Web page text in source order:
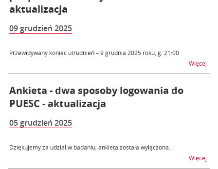
aktualizacja
09 grudzień 2025
Przewidywany koniec utrudnień – 9 grudnia 2025 roku, g. 21:00
Więcej
Ankieta - dwa sposoby logowania do
PUESC - aktualizacja
05 grudzień 2025
Dziękujemy za udział w badaniu, ankieta została wyłączona.
Więcej